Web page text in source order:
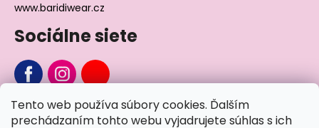
Tento web používa súbory cookies. Ďalším
prechádzaním tohto webu vyjadrujete súhlas s ich
www.baridiwear.cz
Sociálne siete
Chcete sa nás na niečo opýtať?